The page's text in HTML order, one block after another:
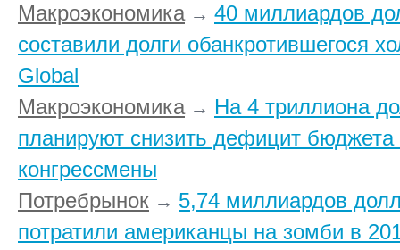
Макроэкономика→ 40 миллиардов
составили долги обанкротившегося
Global
Макроэкономика→ На 4 триллиона
планируют снизить дефицит
конгрессмены
Потребрынок → 5,74 миллиардов
потратили американцы на зомби в